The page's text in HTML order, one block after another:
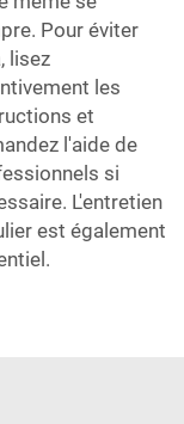
Pour éviter
lisez
les
et
l'aide de
si
L'entretien
est également